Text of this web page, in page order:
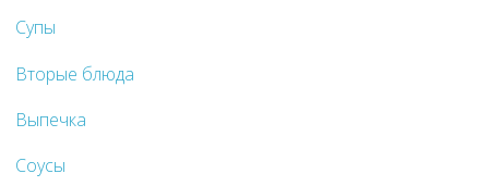
Супы
Вторые блюда
Выпечка
Соусы